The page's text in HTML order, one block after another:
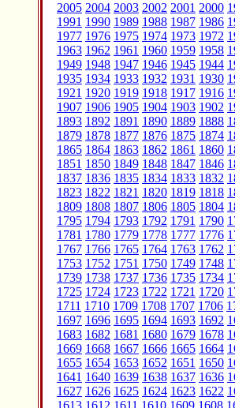
2005 2004 2003 2002 2001 2000
1991 1990 1989 1988 1987 1986
1977 1976 1975 1974 1973 1972
1963 1962 1961 1960 1959 1958
1949 1948 1947 1946 1945 1944
1935 1934 1933 1932 1931 1930
1921 1920 1919 1918 1917 1916
1907 1906 1905 1904 1903 1902
1893 1892 1891 1890 1889 1888
1879 1878 1877 1876 1875 1874
1865 1864 1863 1862 1861 1860
1851 1850 1849 1848 1847 1846
1837 1836 1835 1834 1833 1832
1823 1822 1821 1820 1819 1818
1809 1808 1807 1806 1805 1804
1795 1794 1793 1792 1791 1790
1781 1780 1779 1778 1777 1776
1767 1766 1765 1764 1763 1762
1753 1752 1751 1750 1749 1748
1739 1738 1737 1736 1735 1734
1725 1724 1723 1722 1721 1720
1711 1710 1709 1708 1707 1706
1697 1696 1695 1694 1693 1692
1683 1682 1681 1680 1679 1678
1669 1668 1667 1666 1665 1664
1655 1654 1653 1652 1651 1650
1641 1640 1639 1638 1637 1636
1627 1626 1625 1624 1623 1622